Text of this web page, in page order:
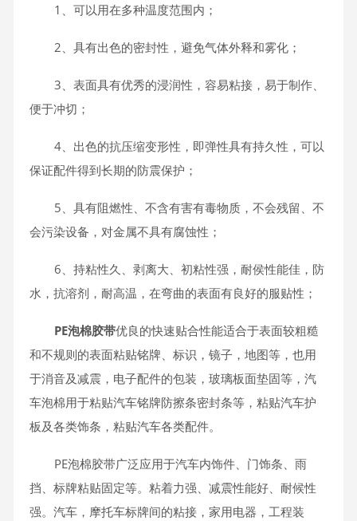
1、可以用在多种温度范围内；
2、具有出色的密封性，避免气体外释和雾化；
3、表面具有优秀的浸润性，容易粘接，易于制作、
便于冲切；
4、出色的抗压缩变形性，即弹性具有持久性，可以
保证配件得到长期的防震保护；
5、具有阻燃性、不含有害有毒物质，不会残留、不
会污染设备，对金属不具有腐蚀性；
6、持粘性久、剥离大、初粘性强，耐侯性能佳，防
水，抗溶剂，耐高温，在弯曲的表面有良好的服贴性；
PE泡棉胶带优良的快速贴合性能适合于表面较粗糙
和不规则的表面粘贴铭牌、标识，镜子，地图等，也用
于消音及减震，电子配件的包装，玻璃板面垫固等，汽
车泡棉用于粘贴汽车铭牌防擦条密封条等，粘贴汽车护
板及各类饰条，粘贴汽车各类配件。
PE泡棉胶带广泛应用于汽车内饰件、门饰条、雨
挡、标牌粘贴固定等。粘着力强、减震性能好、耐候性
强。汽车，摩托车标牌间的粘接，家用电器，工程装